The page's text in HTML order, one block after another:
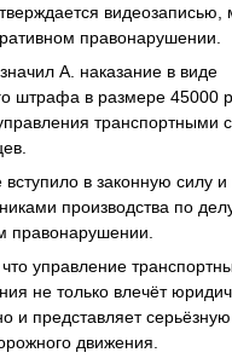
правонарушении.
А. наказание в виде
штрафа в размере 45000
транспортными
в законную силу
производства по
правонарушении.
управление
не только влечёт
и представляет
движения.